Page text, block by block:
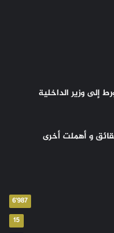
إلى وزير الداخلية
و أهملت أخرى
6٬987
15